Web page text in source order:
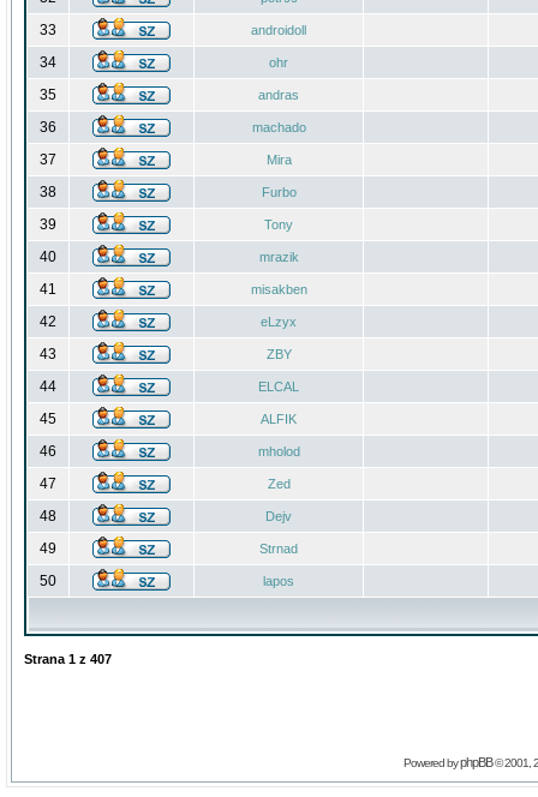
33 androidoll
34 ohr
35 andras
36 machado
37 Mira
38 Furbo
39 Tony
40 mrazik
41 misakben
42 eLzyx
43 ZBY
44 ELCAL
45 ALFIK
46 mholod
47 Zed
48 Dejv
49 Strnad
50 lapos
Strana 1 z 407
Powered byphpBB© 2001,